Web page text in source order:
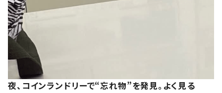
夜、コインランドリーで“忘れ物”を発見。よく見る